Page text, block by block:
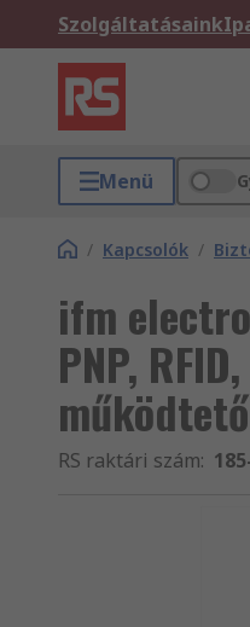
Szolgáltatásaink
Menü
/ Kapcsolók /
ifm
PNP,
RS raktári szám: